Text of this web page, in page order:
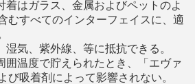
着はガラス、金属およびペットのよ
むすべてのインターフェイスに、適
湿気、紫外線、等に抵抗できる。
囲温度で貯えられたとき、「エヴァ
び吸着剤によって影響されない。